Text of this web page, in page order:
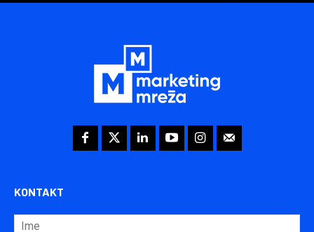
KONTAKT